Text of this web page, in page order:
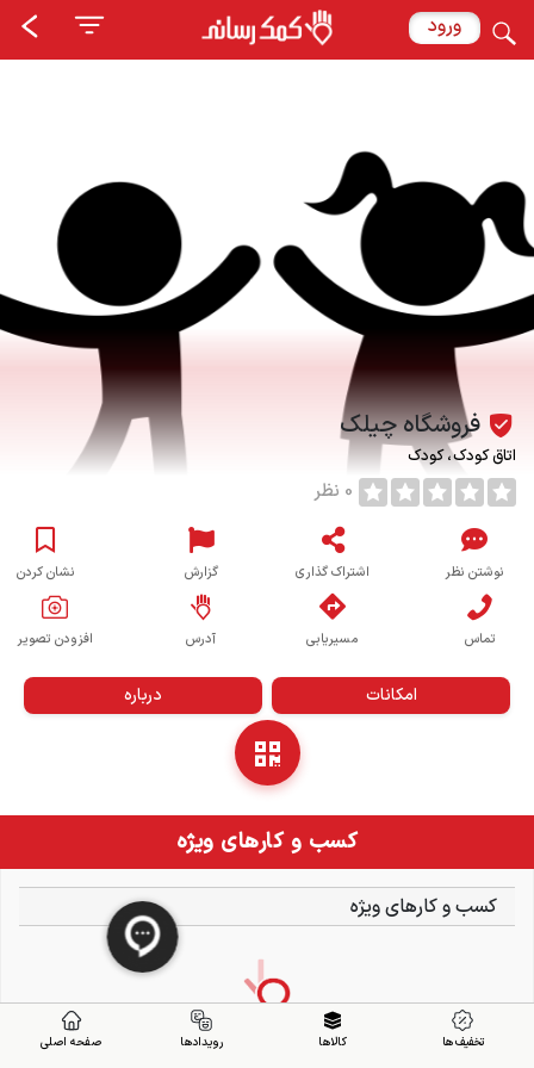
ورود
فروشگاه چیلک
اتاق کودک کودک
0 نظر
نوشتن نظر اشتراک گذاری گزارش نشان کردن
تماس مسیریابی آدرس افزودن تصویر
امکانات درباره
کسب و کارهای ویژه
کسب و کارهای ویژه
تخفیف ها کالاها رویدادها صفحه اصلی